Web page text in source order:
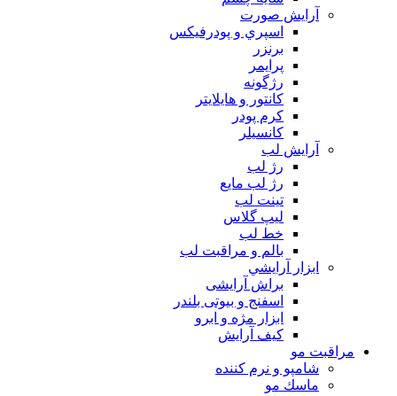
آرايش صورت
اسپري و پودرفيكس
برنزر
پرايمر
رژگونه
كانتور و هايلايتر
كرم پودر
كانسيلر
آرايش لب
رژ لب
رژ لب مایع
تینت لب
لیپ گلاس
خط لب
بالم و مراقبت لب
ابزار آرايشي
براش آرایشی
اسفنج و بیوتی بلندر
ابزار مژه و ابرو
کیف آرایش
مراقبت مو
شامپو و نرم كننده
ماسك مو